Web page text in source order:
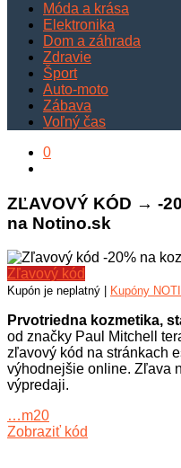
Móda a krása
Elektronika
Dom a záhrada
Zdravie
Šport
Auto-moto
Zábava
Voľný čas
0
ZĽAVOVÝ KÓD → -
na Notino.sk
Zľavový kód
Kupón je neplatný | Kupóny
Prvotriedna kozmetika,
od značky Paul Mitchell
zľavový kód na stránkach
výhodnejšie online. Zľava
výpredaji.
…m20
Zobraziť kód